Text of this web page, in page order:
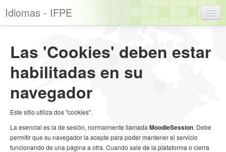
Idiomas - IFPE
Usted no se ha identificado. (Acceder)
Las 'Cookies' deben estar
habilitadas en su
navegador
Este sitio utiliza dos "cookies".
La esencial es la de sesión, normalmente llamada MoodleSession. Debe
permitir que su navegador la acepte para poder mantener el servicio
funcionando de una página a otra. Cuando sale de la plataforma o cierra